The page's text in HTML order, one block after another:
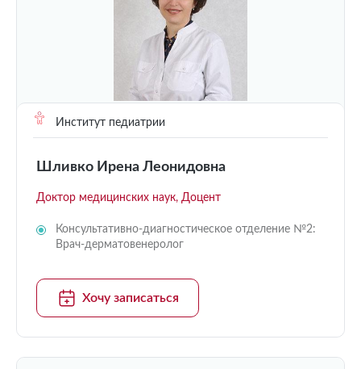
Институт педиатрии
Шливко Ирена Леонидовна
Доктор медицинских наук, Доцент
Консультативно-диагностическое отделение №2:
Врач-дерматовенеролог
Хочу записаться